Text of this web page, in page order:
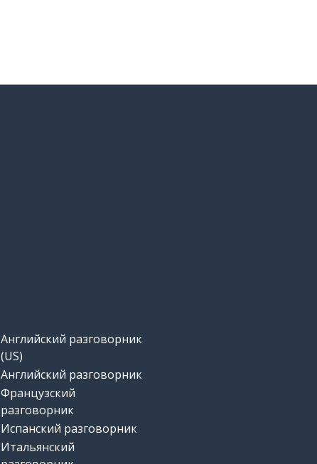
Английский разговорник
(US)
Английский разговорник
Французский
разговорник
Испанский разговорник
Итальянский